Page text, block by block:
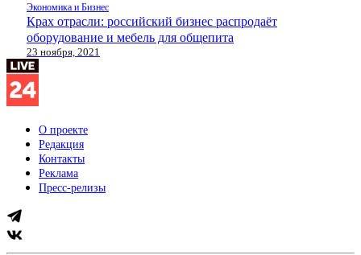
Экономика и Бизнес
Крах отрасли: российский бизнес распродаёт
оборудование и мебель для общепита
23 ноября, 2021
О проекте
Редакция
Контакты
Реклама
Пресс-релизы